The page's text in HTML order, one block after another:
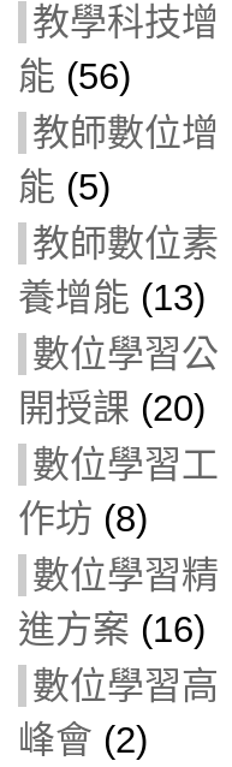
教學科技增
能 (56)
教師數位增
能 (5)
教師數位素
養增能 (13)
數位學習公
開授課 (20)
數位學習工
作坊 (8)
數位學習精
進方案 (16)
數位學習高
峰會 (2)